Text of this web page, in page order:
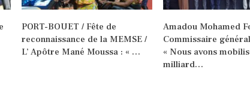
PORT-BOUET / Fête de
reconnaissance de la MEMSE /
L’ Apôtre Mané Moussa : « …
Amadou Mohamed
Commissaire
« Nous avons
milliard…